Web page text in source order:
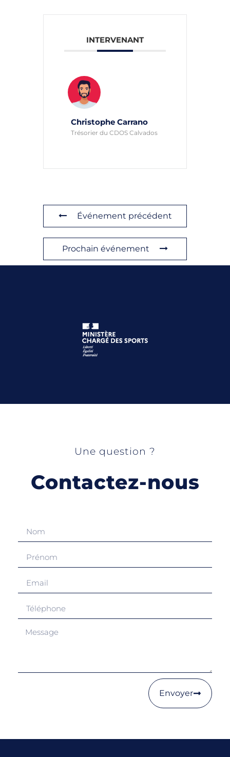
INTERVENANT
Christophe Carrano
Trésorier du CDOS Calvados
Événement précédent
Prochain événement
Une question ?
Contactez-nous
Envoyer